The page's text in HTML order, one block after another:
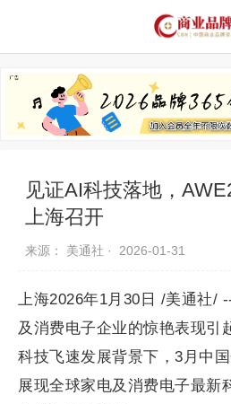
推荐品牌 品牌
见证AI科技落地，
上海召开
来源： 美通社 · 2026-01-31
上海2026年1月30日 /美通社/
及消费电子企业的惊艳表现引
科技飞速发展背景下，3月中
展现全球家电及消费电子最新